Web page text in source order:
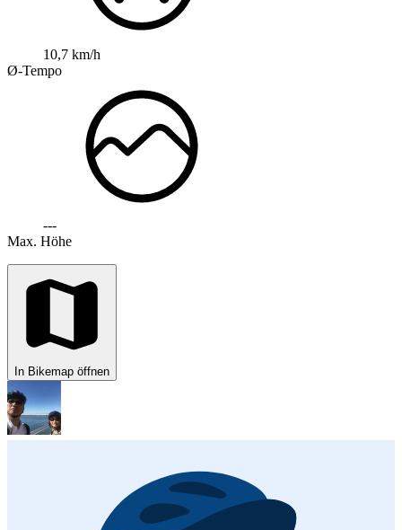
10,7 km/h
Ø-Tempo
---
Max. Höhe
In Bikemap öffnen